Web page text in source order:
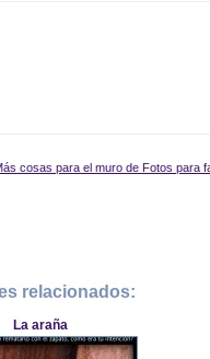
cosas para el muro de Fotos para
relacionados:
La araña